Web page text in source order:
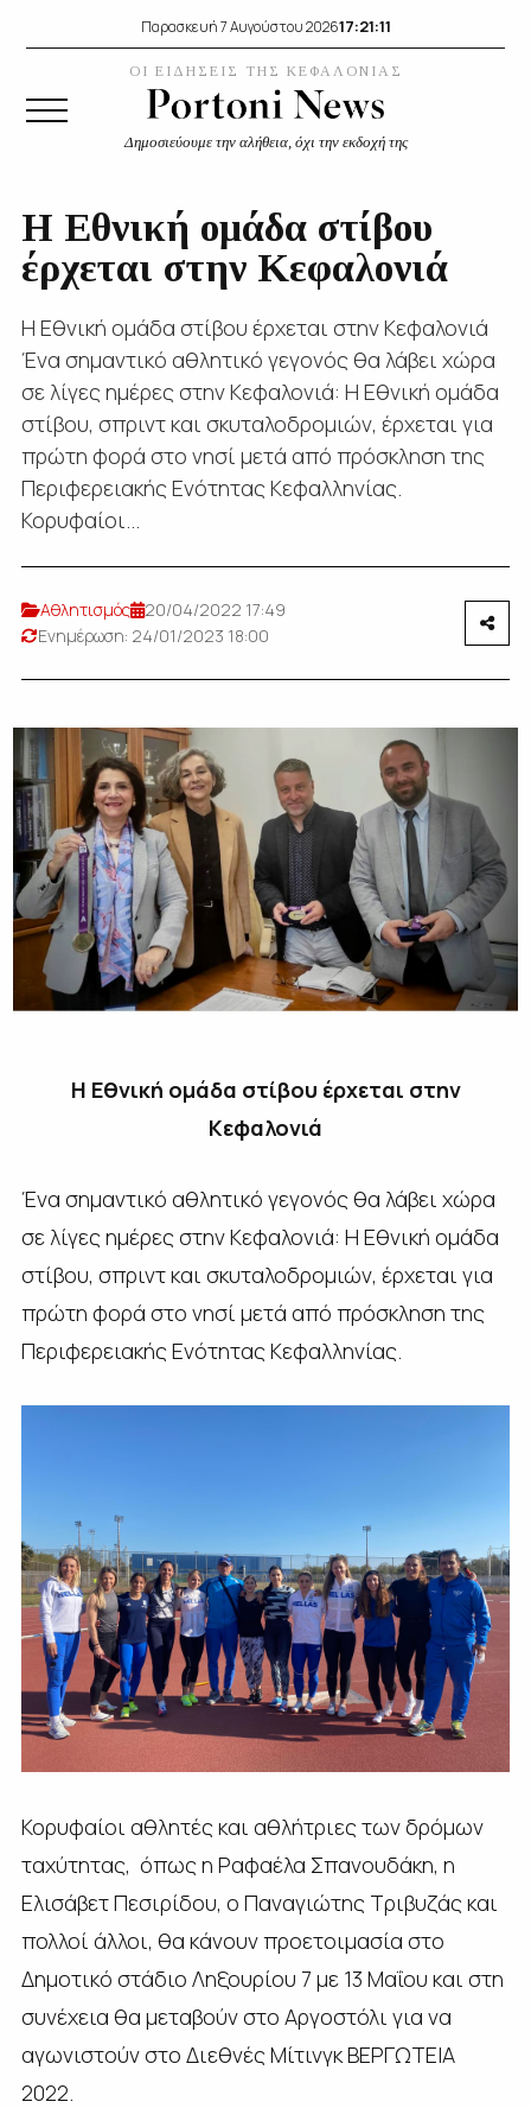
Παρασκευή 7 Αυγούστου 202617:21:12
ΟΙ ΕΙΔΗΣΕΙΣ ΤΗΣ ΚΕΦΑΛΟΝΙΑΣ
Δημοσιεύουμε την αλήθεια, όχι την εκδοχή της
Η Εθνική ομάδα στίβου
έρχεται στην Κεφαλονιά
Η Εθνική ομάδα στίβου έρχεται στην Κεφαλονιά
Ένα σημαντικό αθλητικό γεγονός θα λάβει χώρα
σε λίγες ημέρες στην Κεφαλονιά: Η Εθνική ομάδα
στίβου, σπριντ και σκυταλοδρομιών, έρχεται για
πρώτη φορά στο νησί μετά από πρόσκληση της
Περιφερειακής Ενότητας Κεφαλληνίας.
Κορυφαίοι...
Αθλητισμός
20/04/2022 17:49
Ενημέρωση: 24/01/2023 18:00
Η Εθνική ομάδα στίβου έρχεται στην
Κεφαλονιά
Ένα σημαντικό αθλητικό γεγονός θα λάβει χώρα
σε λίγες ημέρες στην Κεφαλονιά: Η Εθνική ομάδα
στίβου, σπριντ και σκυταλοδρομιών, έρχεται για
πρώτη φορά στο νησί μετά από πρόσκληση της
Περιφερειακής Ενότητας Κεφαλληνίας.
Κορυφαίοι αθλητές και αθλήτριες των δρόμων
ταχύτητας, όπως η Ραφαέλα Σπανουδάκη, η
Ελισάβετ Πεσιρίδου, ο Παναγιώτης Τριβυζάς και
πολλοί άλλοι, θα κάνουν προετοιμασία στο
Δημοτικό στάδιο Ληξουρίου 7 με 13 Μαΐου και στη
συνέχεια θα μεταβούν στο Αργοστόλι για να
αγωνιστούν στο Διεθνές Μίτινγκ ΒΕΡΓΩΤΕΙΑ
2022.